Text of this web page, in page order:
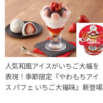
人気和風アイスがいちご大福を
表現！季節限定『やわもちアイ
ス パフェ いちご大福味』新登場